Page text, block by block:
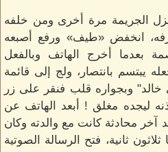
الجريمة مرة أخرى ومن خلفه
انخفض «طيف» ورفع أصبعه
بعدما أخرج الهاتف وبالفعل
يبتسم بانتصار، ولج إلى قائمة
خالد" وبجواره قلب فنقر على زر
ليجده مغلق ! أبعد الهاتف عن
آخر محادثة كانت مع والدته وكان
ثانية، فتح الرسالة الصوتية